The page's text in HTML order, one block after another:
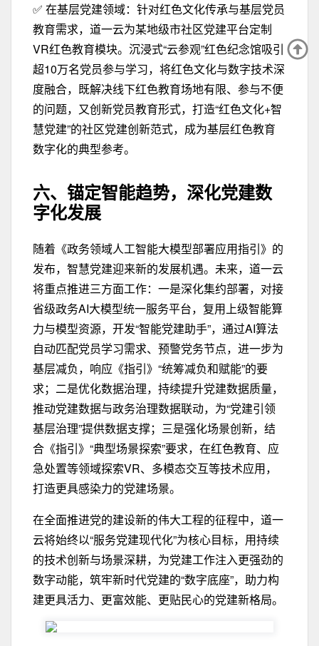
✅ 在基层党建领域： 针对红色文化传承与基层党员
教育需求，道一云为某地级市社区党建平台定制
VR红色教育模块。沉浸式“云参观”红色纪念馆吸引
超10万名党员参与学习，将红色文化与数字技术深
度融合，既解决线下红色教育场地有限、参与不便
的问题，又创新党员教育形式，打造“红色文化+智
慧党建”的社区党建创新范式，成为基层红色教育
数字化的典型参考。
六、锚定智能趋势， 深化党建数
字化发展
随着《政务领域人工智能大模型部署应用指引》的
发布，智慧党建迎来新的发展机遇。未来，道一云
将重点推进三方面工作：一是深化集约部署，对接
省级政务AI大模型统一服务平台，复用上级智能算
力与模型资源，开发“智能党建助手”，通过AI算法
自动匹配党员学习需求、预警党务节点，进一步为
基层减负，响应《指引》“统筹减负和赋能”的要
求；二是优化数据治理，持续提升党建数据质量，
推动党建数据与政务治理数据联动，为“党建引领
基层治理”提供数据支撑；三是强化场景创新，结
合《指引》“典型场景探索”要求，在红色教育、应
急处置等领域探索VR、多模态交互等技术应用，
打造更具感染力的党建场景。
在全面推进党的建设新的伟大工程的征程中，道一
云将始终以“服务党建现代化”为核心目标，用持续
的技术创新与场景深耕，为党建工作注入更强劲的
数字动能，筑牢新时代党建的“数字底座”，助力构
建更具活力、更富效能、更贴民心的党建新格局。